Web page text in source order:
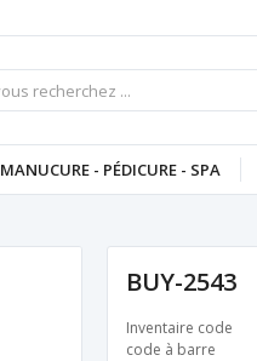
MANUCURE - PÉDICURE - SPA
BUY-2543
Inventaire code
code à barre